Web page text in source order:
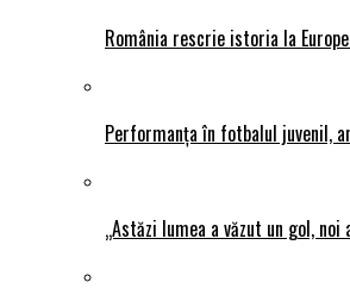
România rescrie istoria la
Performanța în fotbalul juvenil,
„Astăzi lumea a văzut un gol,